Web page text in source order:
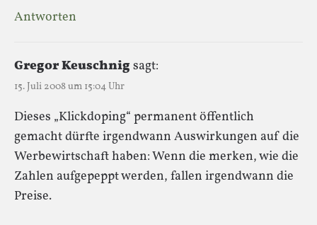
Antworten
Gregor Keuschnigsagt:
15. Juli 2008 um 15:04 Uhr
Dieses „Klickdoping“ permanent öffentlich
gemacht dürfte irgendwann Auswirkungen auf die
Werbewirtschaft haben: Wenn die merken, wie die
Zahlen aufgepeppt werden, fallen irgendwann die
Preise.